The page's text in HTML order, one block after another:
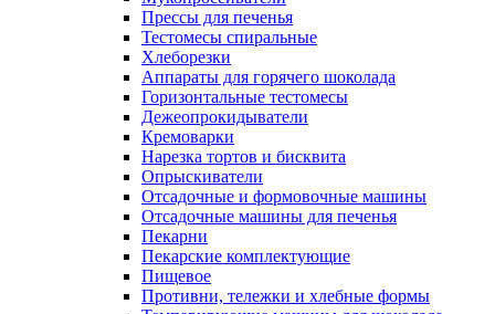
Прессы для печенья
Тестомесы спиральные
Хлеборезки
Аппараты для горячего шоколада
Горизонтальные тестомесы
Дежеопрокидыватели
Кремоварки
Нарезка тортов и бисквита
Опрыскиватели
Отсадочные и формовочные машины
Отсадочные машины для печенья
Пекарни
Пекарские комплектующие
Пищевое
Противни, тележки и хлебные формы